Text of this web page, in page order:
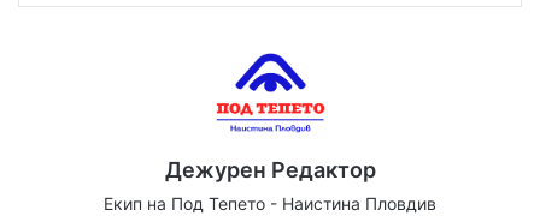
Дежурен Редактор
Екип на Под Тепето - Наистина Пловдив